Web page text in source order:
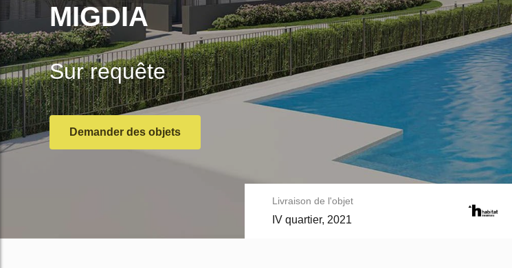
MIGDIA
Sur requête
Demander des objets
Livraison de l'objet
IV quartier, 2021